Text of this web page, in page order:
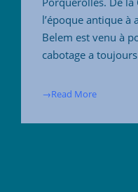
l’époque antique à
Belem est venu à
cabotage a
→Read More